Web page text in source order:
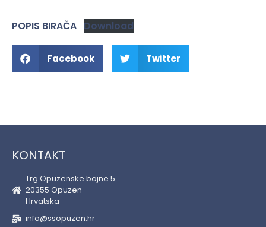
POPIS BIRAČA Download
Facebook Twitter
KONTAKT
Trg Opuzenske bojne 5
20355 Opuzen
Hrvatska
info@ssopuzen.hr